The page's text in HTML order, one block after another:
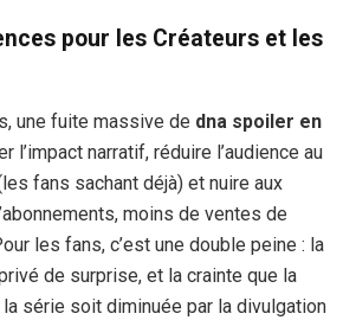
pour les Créateurs et les
une fuite massive de dna spoiler en
l’impact narratif, réduire l’audience au
fans sachant déjà) et nuire aux
moins de ventes de
les fans, c’est une double peine : la
de surprise, et la crainte que la
série soit diminuée par la divulgation